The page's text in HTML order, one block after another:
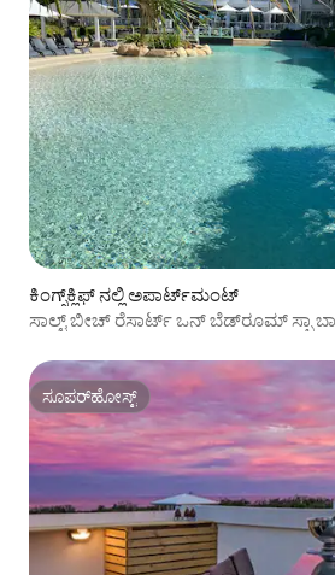
ಕಿಂಗ್ಸ್‌ಕ್ಲಿಫ್ ನಲ್ಲಿ ಅಪಾರ್ಟ್‌ಮಂಟ್
ಸಾಲ್ಟ್ ಬೀಚ್ ರೆಸಾರ್ಟ್ ಒನ್ ಬೆಡ್‌ರೂಮ್ ಸ್ಪಾ
ಸೂಪರ್‌ಹೋಸ್ಟ್
ಸೂಪರ್‌ಹೋಸ್ಟ್